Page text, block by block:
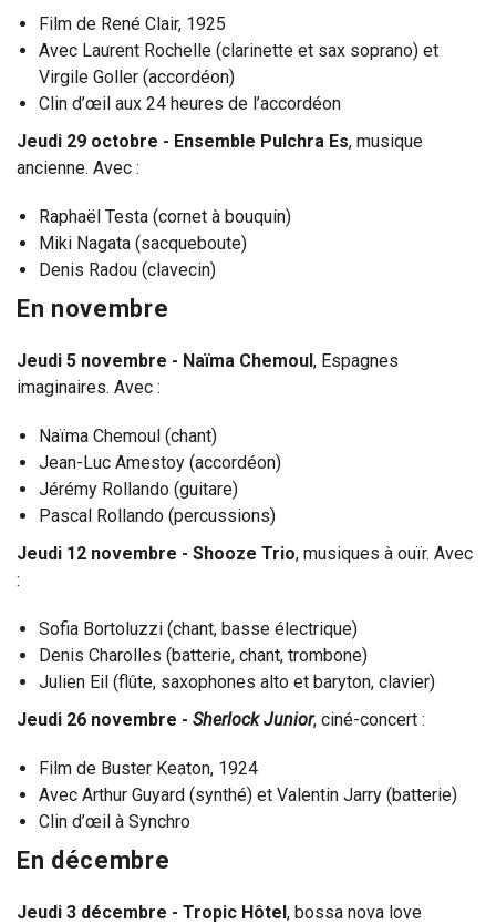
Film de René Clair, 1925
Avec Laurent Rochelle (clarinette et sax soprano) et
Virgile Goller (accordéon)
Clin d’œil aux 24 heures de l’accordéon
Jeudi 29 octobre - Ensemble Pulchra Es, musique
ancienne. Avec :
Raphaël Testa (cornet à bouquin)
Miki Nagata (sacqueboute)
Denis Radou (clavecin)
En novembre
Jeudi 5 novembre - Naïma Chemoul, Espagnes
imaginaires. Avec :
Naïma Chemoul (chant)
Jean-Luc Amestoy (accordéon)
Jérémy Rollando (guitare)
Pascal Rollando (percussions)
Jeudi 12 novembre - Shooze Trio, musiques à ouïr. Avec
:
Sofia Bortoluzzi (chant, basse électrique)
Denis Charolles (batterie, chant, trombone)
Julien Eil (flûte, saxophones alto et baryton, clavier)
Jeudi 26 novembre - Sherlock Junior, ciné-concert :
Film de Buster Keaton, 1924
Avec Arthur Guyard (synthé) et Valentin Jarry (batterie)
Clin d’œil à Synchro
En décembre
Jeudi 3 décembre - Tropic Hôtel, bossa nova love